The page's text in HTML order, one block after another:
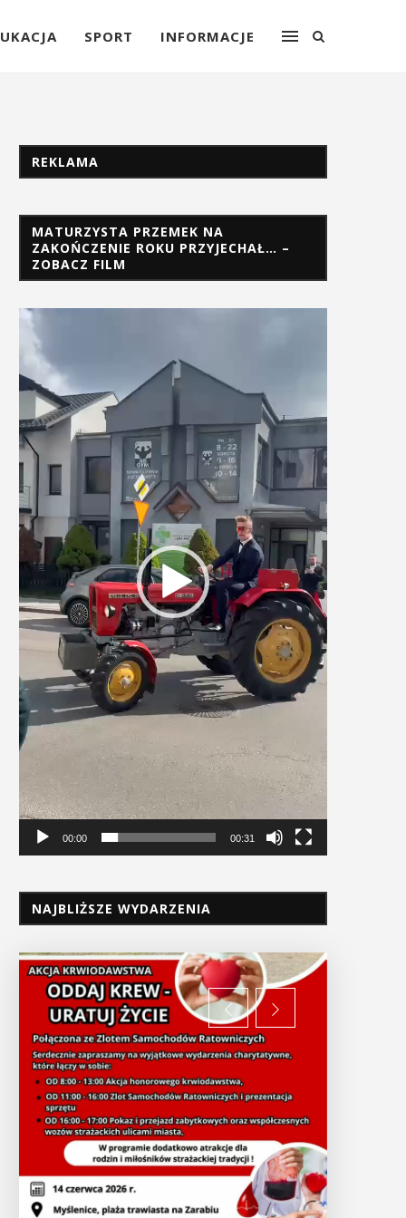
SPORT INFORMACJE
REKLAMA
MATURZYSTA PRZEMEK NA
ZAKOŃCZENIE ROKU PRZYJECHAŁ… –
ZOBACZ FILM
Odtwarzacz
video
00:00 00:31
NAJBLIŻSZE WYDARZENIA